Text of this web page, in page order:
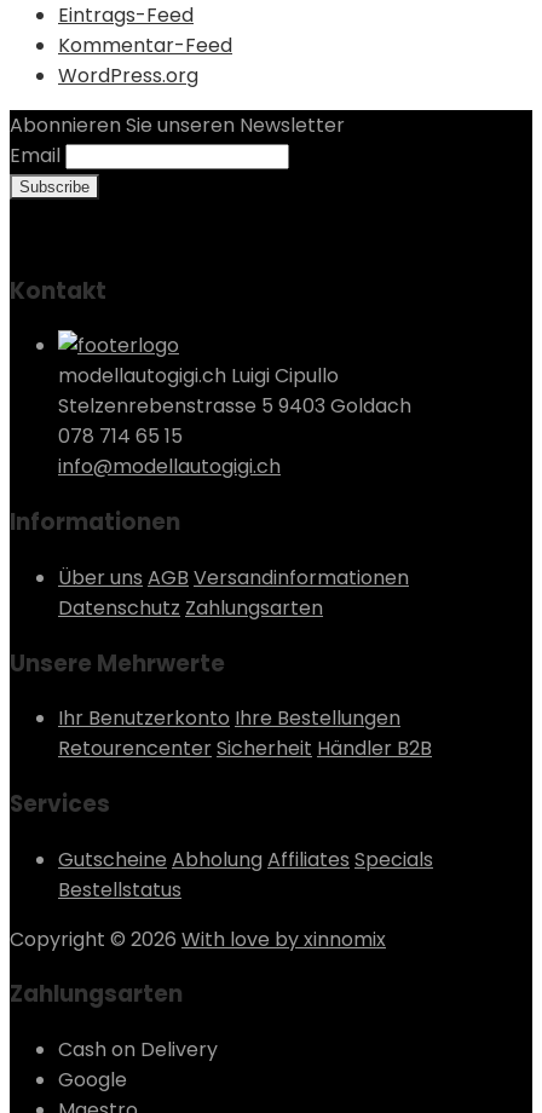
Eintrags-Feed
Kommentar-Feed
WordPress.org
Abonnieren Sie unseren Newsletter
Email
Kontakt
modellautogigi.ch Luigi Cipullo
Stelzenrebenstrasse 5 9403 Goldach
078 714 65 15
info@modellautogigi.ch
Informationen
Über uns AGB Versandinformationen
Datenschutz Zahlungsarten
Unsere Mehrwerte
Ihr Benutzerkonto Ihre Bestellungen
RetourencenterSicherheit Händler B2B
Services
Gutscheine Abholung Affiliates Specials
Bestellstatus
Copyright © 2026 With love by xinnomix
Zahlungsarten
Cash on Delivery
Google